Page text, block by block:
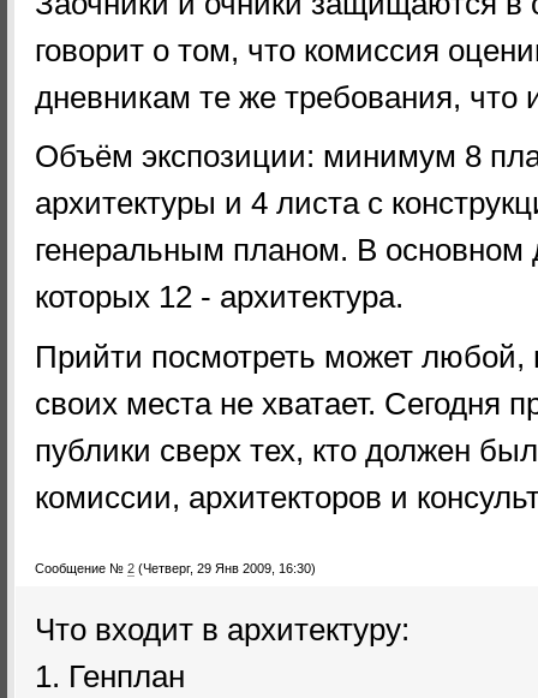
говорит о том, что комиссия
дневникам те же требования, что
Объём экспозиции: минимум 8
архитектуры и 4 листа с
генеральным планом. В основном
которых 12 - архитектура.
Прийти посмотреть может любой,
своих места не хватает. Сегодня
публики сверх тех, кто должен
комиссии, архитекторов и
Сообщение № 2 (Четверг, 29 Янв 2009, 16:30)
Что входит в архитектуру:
1. Генплан